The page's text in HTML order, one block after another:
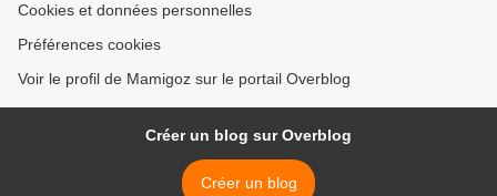
Cookies et données personnelles
Préférences cookies
Voir le profil de Mamigoz sur le portail Overblog
Créer un blog sur Overblog
Créer un blog